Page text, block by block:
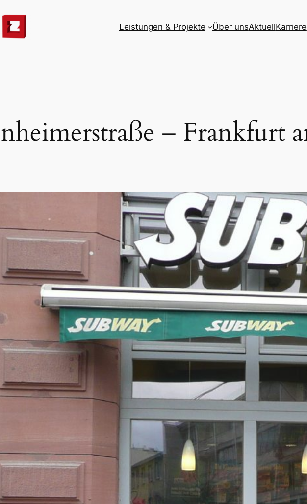
Leistungen & Projekte Über unsAktuellKarriere
– Frankfurt